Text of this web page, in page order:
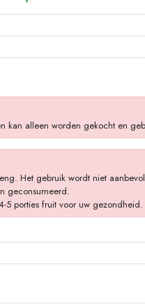
alleen worden gekocht en
Het gebruik wordt niet
geconsumeerd.
5 porties fruit voor uw gezondheid.